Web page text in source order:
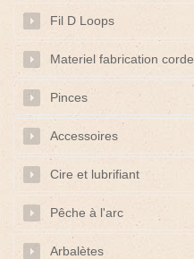
Fil D Loops
Materiel fabrication corde
Pinces
Accessoires
Cire et lubrifiant
Pêche à l'arc
Arbalètes